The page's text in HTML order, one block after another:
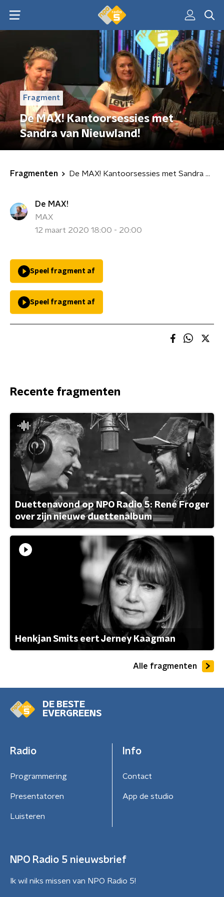
Fragment
De MAX! Kantoorsessies met
Sandra van Nieuwland!
Fragmenten De MAX! Kantoorsessies met Sandra van Nieuwland!
De MAX!
MAX
12 maart 2020 18:00 - 20:00
Speel fragment af
Speel fragment af
Recente fragmenten
Duettenavond op NPO Radio 5: René Froger
over zijn nieuwe duettenalbum
Henkjan Smits eert Jerney Kaagman
Alle fragmenten
DE BESTE
EVERGREENS
Radio
Programmering
Presentatoren
Luisteren
Info
Contact
App de studio
NPO Radio 5 nieuwsbrief
Ik wil niks missen van NPO Radio 5!